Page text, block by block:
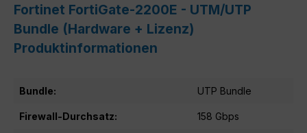
Fortinet FortiGate-2200E - UTM/UTP
Bundle (Hardware + Lizenz)
Produktinformationen
Bundle: UTP Bundle
Firewall-Durchsatz: 158 Gbps